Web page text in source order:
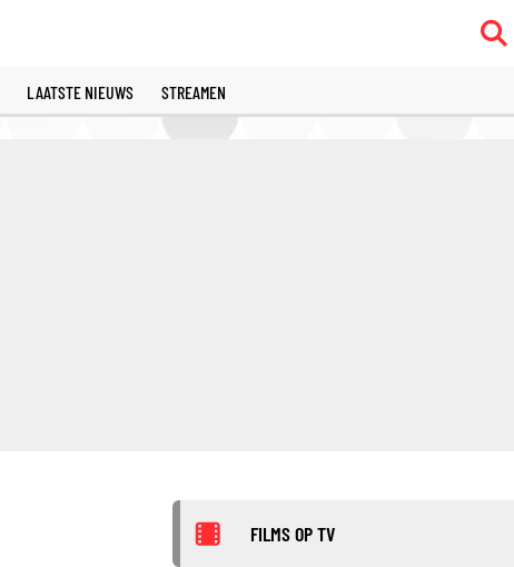
LAATSTE NIEUWS STREAMEN
FILMS OP TV